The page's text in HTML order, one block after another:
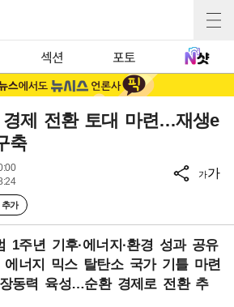
섹션 포토
경제 전환 토대 마련…재생e
축
가
가가
1주년 기후·에너지·환경 성과 공유
에너지 믹스 탈탄소 국가 기틀 마련
동력 육성…순환 경제로 전환 추